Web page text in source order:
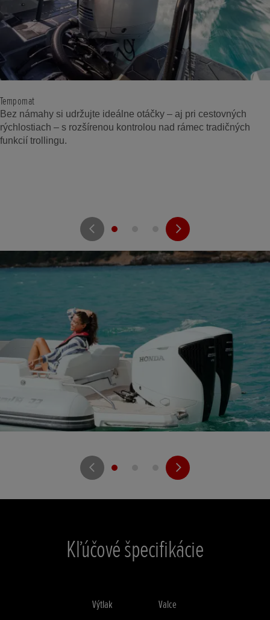
Tempomat
Bez námahy si udržujte ideálne otáčky – aj pri cestovných
rýchlostiach – s rozšírenou kontrolou nad rámec tradičných
funkcií trollingu.
Kľúčové špecifikácie
Výtlak Valce